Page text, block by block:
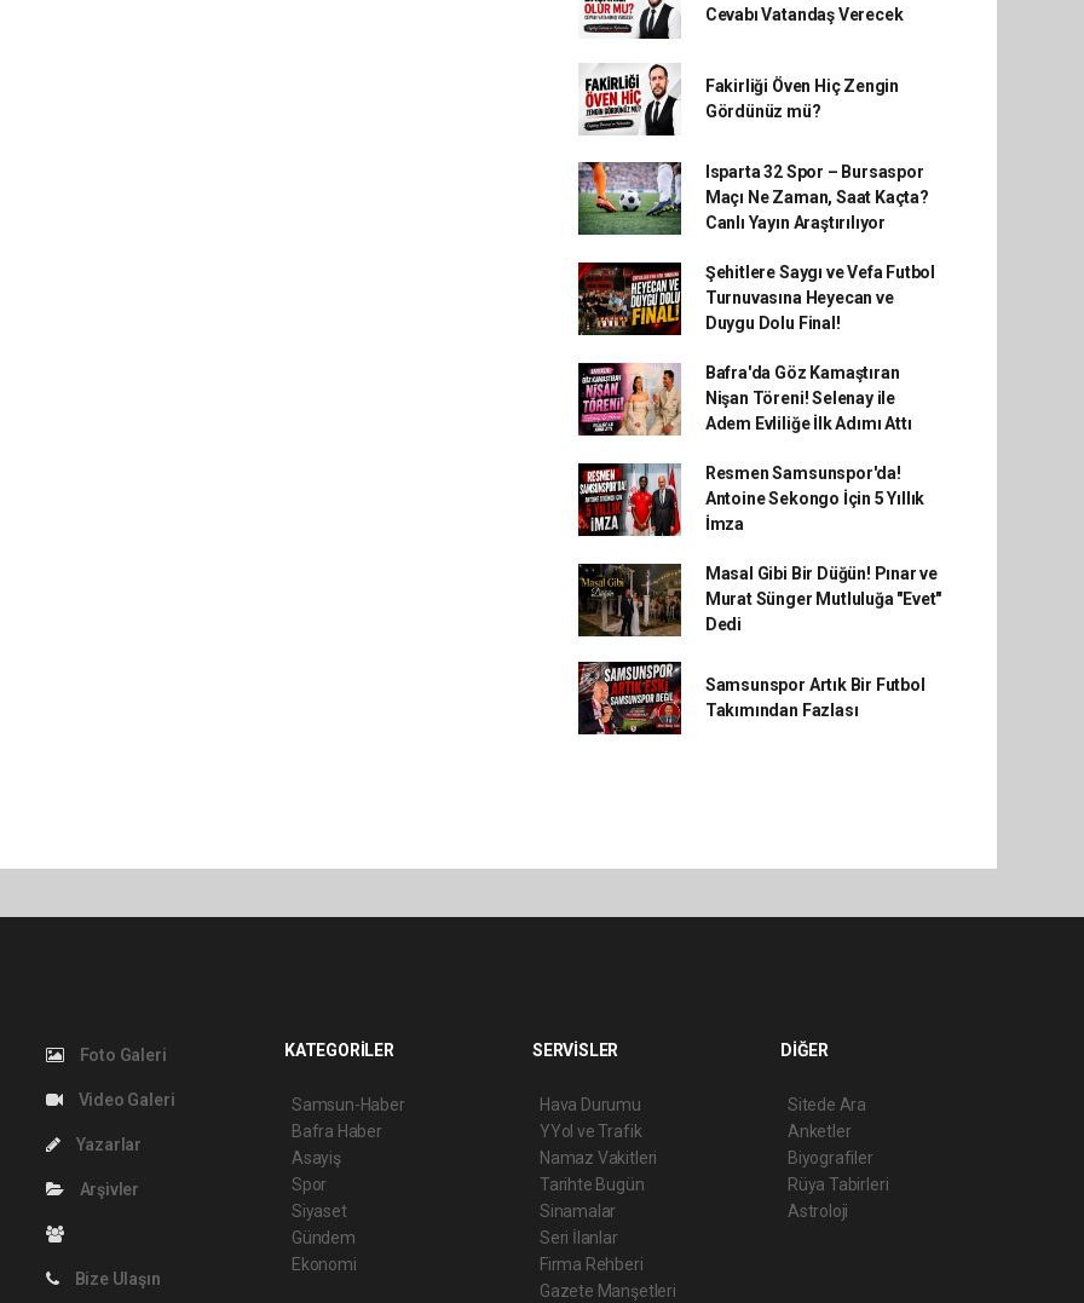
Cevabı Vatandaş Verecek
Fakirliği Öven Hiç Zengin
Gördünüz mü?
Isparta 32 Spor – Bursaspor
Maçı Ne Zaman, Saat Kaçta?
Canlı Yayın Araştırılıyor
Şehitlere Saygı ve Vefa Futbol
Turnuvasına Heyecan ve
Duygu Dolu Final!
Bafra'da Göz Kamaştıran
Nişan Töreni! Selenay ile
Adem Evliliğe İlk Adımı Attı
Resmen Samsunspor'da!
Antoine Sekongo İçin 5 Yıllık
İmza
Masal Gibi Bir Düğün! Pınar ve
Murat Sünger Mutluluğa "Evet"
Dedi
Samsunspor Artık Bir Futbol
Takımından Fazlası
Foto Galeri
Video Galeri
Yazarlar
Arşivler
Bize Ulaşın
KATEGORİLER
Samsun-Haber
Bafra Haber
Asayiş
Spor
Siyaset
Gündem
Ekonomi
SERVİSLER
Hava Durumu
YYol ve Trafik
Namaz Vakitleri
Tarihte Bugün
Sinamalar
Seri İlanlar
Firma Rehberi
Gazete Manşetleri
DİĞER
Sitede Ara
Anketler
Biyografiler
Rüya Tabirleri
Astroloji